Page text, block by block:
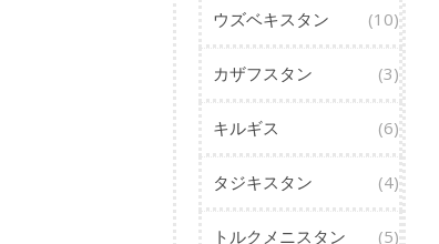
ウズベキスタン (10)
カザフスタン (3)
キルギス (6)
タジキスタン (4)
トルクメニスタン (5)